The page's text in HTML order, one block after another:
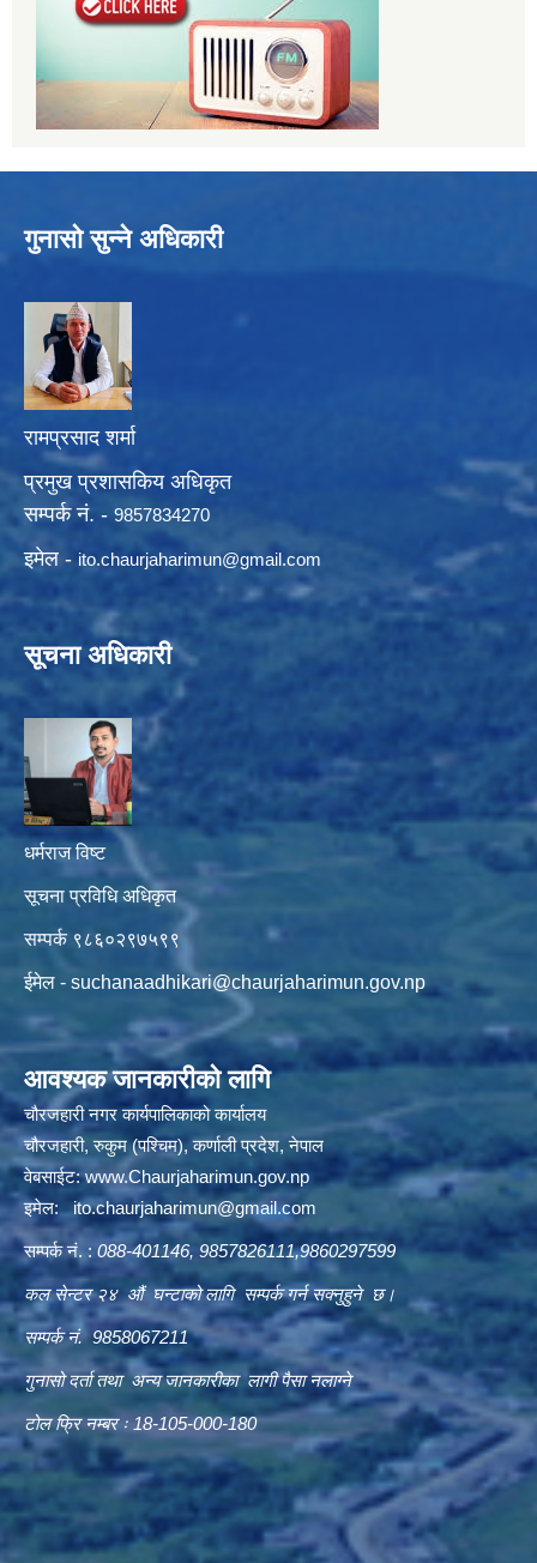
गुनासो सुन्ने अधिकारी
रामप्रसाद शर्मा
प्रमुख प्रशासकिय अधिकृत
सम्पर्क नं. - 9857834270
इमेल - ito.chaurjaharimun@gmail.com
सूचना अधिकारी
धर्मराज विष्ट
सूचना प्रविधि अधिकृत
सम्पर्क ९८६०२९७५९९
ईमेल - suchanaadhikari@chaurjaharimun.gov.np
आवश्यक जानकारीको लागि
चौरजहारी नगर कार्यपालिकाको कार्यालय
चौरजहारी, रुकुम (पश्चिम), कर्णाली प्रदेश, नेपाल
वेबसाईट:www.Chaurjaharimun.gov.np
इमेल:ito.chaurjaharimun@gmail.com
सम्पर्क नं. : 088-401146, 9857826111,9860297599
कल सेन्टर २४ औं घन्टाको लागि सम्पर्क गर्न सक्नुहुने छ।
सम्पर्क नं. 9858067211
गुनासो दर्ता तथा अन्य जानकारीका लागी पैसा नलाग्ने
टोल फ्रि नम्बर ः 18-105-000-180